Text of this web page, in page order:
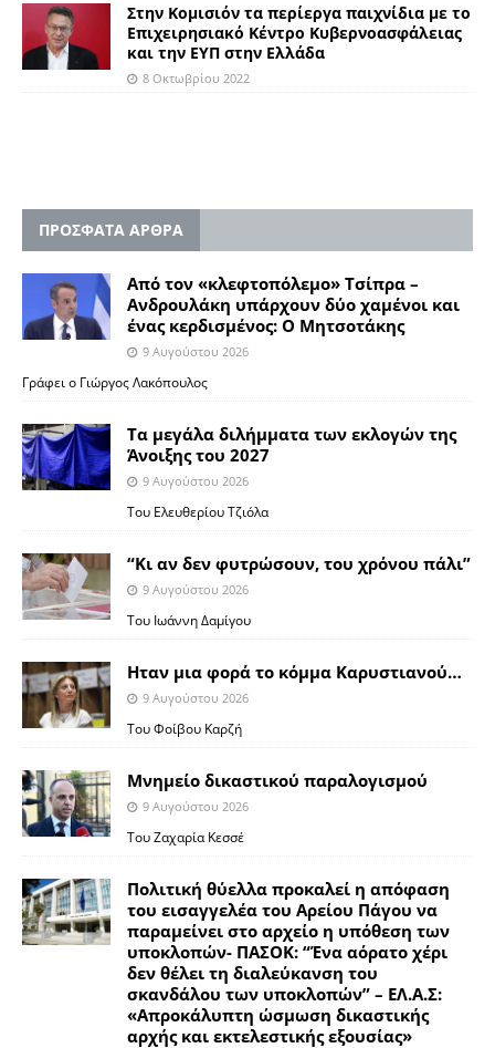
Στην Κομισιόν τα περίεργα παιχνίδια με το
Επιχειρησιακό Κέντρο Κυβερνοασφάλειας
και την ΕΥΠ στην Ελλάδα
8 Οκτωβρίου 2022
ΠΡΟΣΦΑΤΑ ΑΡΘΡΑ
Από τον «κλεφτοπόλεμο» Τσίπρα –
Ανδρουλάκη υπάρχουν δύο χαμένοι και
ένας κερδισμένος: Ο Μητσοτάκης
9 Αυγούστου 2026
Γράφει ο Γιώργος Λακόπουλος
Τα μεγάλα διλήμματα των εκλογών της
Άνοιξης του 2027
9 Αυγούστου 2026
Του Ελευθερίου Τζιόλα
“Κι αν δεν φυτρώσουν, του χρόνου πάλι”
9 Αυγούστου 2026
Toυ Ιωάννη Δαμίγου
Ηταν μια φορά το κόμμα Καρυστιανού…
9 Αυγούστου 2026
Του Φοίβου Καρζή
Μνημείο δικαστικού παραλογισμού
9 Αυγούστου 2026
Του Ζαχαρία Κεσσέ
Πολιτική θύελλα προκαλεί η απόφαση
του εισαγγελέα του Αρείου Πάγου να
παραμείνει στο αρχείο η υπόθεση των
υποκλοπών- ΠΑΣΟΚ: “Ένα αόρατο χέρι
δεν θέλει τη διαλεύκανση του
σκανδάλου των υποκλοπών” – ΕΛ.Α.Σ:
«Απροκάλυπτη ώσμωση δικαστικής
αρχής και εκτελεστικής εξουσίας»